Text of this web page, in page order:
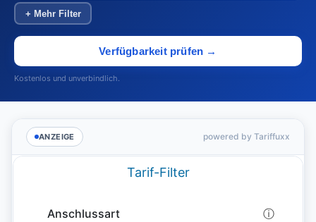
+ Mehr Filter
Verfügbarkeit prüfen →
Kostenlos und unverbindlich.
ANZEIGE powered by Tariffuxx